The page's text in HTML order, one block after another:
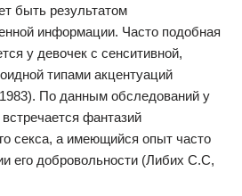
быть результатом
информации. Часто подобная
у девочек с сенситивной,
типами акцентуаций
По данным обследований у
фантазий
секса, а имеющийся опыт часто
его добровольности (Либих С.С,